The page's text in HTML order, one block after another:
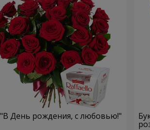
"В День рождения, с любовью!"